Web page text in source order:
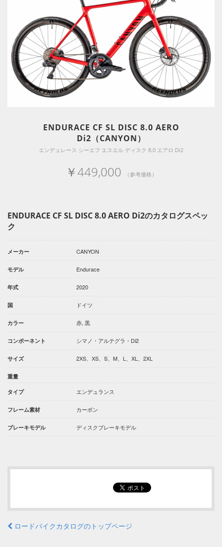
ENDURACE CF SL DISC 8.0 AERO
Di2（CANYON）
エンデュレース シーエフ エスエル ディスク 8.0 エアロ Di2
￥449,000 （参考価格）
ENDURACE CF SL DISC 8.0 AERO Di2のカタログスペッ
ク
メーカー CANYON
モデル Endurace
年式 2020
国 ドイツ
カラー 赤, 黒
コンポーネント シマノ・アルテグラ・Di2
サイズ 2XS、XS、S、M、L、XL、2XL
重量
タイプ エンデュランス
フレーム素材 カーボン
ブレーキモデル ディスクブレーキモデル
ロードバイクカタログのトップページ